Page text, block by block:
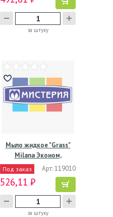
за штуку
Мыло жидкое "Grass"
Milana Эконом,
бутылка…
Под заказ Арт: 119010
526,11 ₽
за штуку